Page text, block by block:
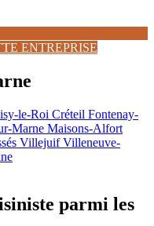
ENTREPRISE
le-Roi Créteil Fontenay-
Marne Maisons-Alfort
VillejuifVilleneuve-
parmi les